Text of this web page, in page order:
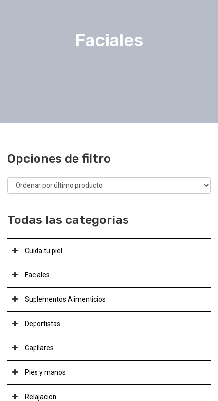
Faciales
Opciones de filtro
Todas las categorias
Cuida tu piel
Faciales
Suplementos Alimenticios
Deportistas
Capilares
Pies y manos
Relajacion